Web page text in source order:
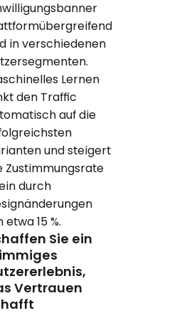
in verschiedenen
Lernen
den Traffic
auf die
und steigert
Zustimmungsrate
durch
etwa 15 %.
Sie ein
Vertrauen